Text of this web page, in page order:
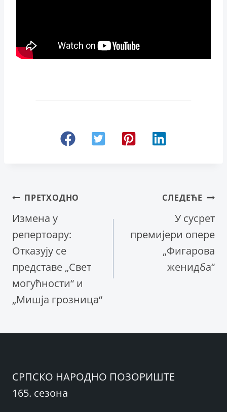
Кретање
чланка
ПРЕТХОДНО
Измена у
репертоару:
Отказују се
представе „Свет
могућности“ и
„Мишја грозница“
СЛЕДЕЋЕ
У сусрет
премијери опере
„Фигарова
женидба“
СРПСКО НАРОДНО ПОЗОРИШТЕ
165. сезона